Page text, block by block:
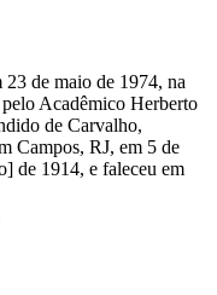
de maio de 1974, na
Acadêmico Herberto
de Carvalho,
Campos, RJ, em 5 de
de 1914, e faleceu em